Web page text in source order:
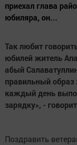
приехал глава
юбиляра, он...
Так любит
юбилей житель
абый
правильный
каждый день
зарядку», -
Поздравить